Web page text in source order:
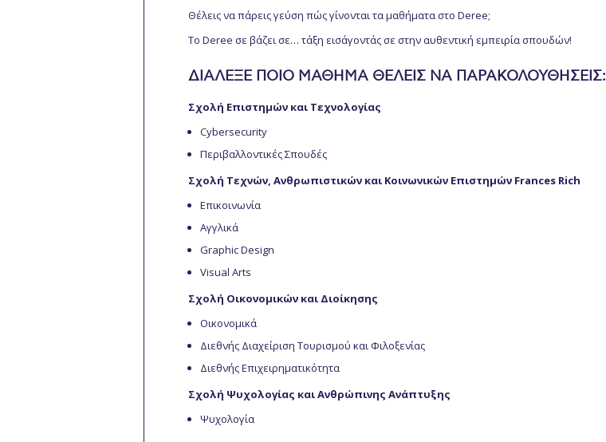
Θέλεις να πάρεις γεύση πώς γίνονται τα μαθήματα στο Deree;
To Deree σε βάζει σε… τάξη εισάγοντάς σε στην αυθεντική εμπειρία σπουδών!
ΔΙΑΛΕΞΕ ΠΟΙΟ ΜΑΘΗΜΑ ΘΕΛΕΙΣ ΝΑ ΠΑΡΑΚΟΛΟΥΘΗΣΕΙΣ:
Σχολή Επιστημών και Τεχνολογίας
Cybersecurity
Περιβαλλοντικές Σπουδές
Σχολή Τεχνών, Ανθρωπιστικών και Κοινωνικών Επιστημών Frances Rich
Επικοινωνία
Αγγλικά
Graphic Design
Visual Arts
Σχολή Οικονομικών και Διοίκησης
Οικονομικά
Διεθνής Διαχείριση Τουρισμού και Φιλοξενίας
Διεθνής Επιχειρηματικότητα
Σχολή Ψυχολογίας και Ανθρώπινης Ανάπτυξης
Ψυχολογία